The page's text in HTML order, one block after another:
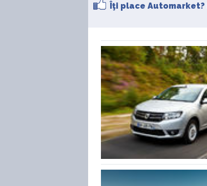
Îţi place Automarket?